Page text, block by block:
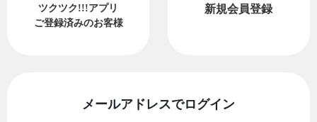
ツクツク!!!アプリ
ご登録済みのお客様
新規会員登録
メールアドレスでログイン